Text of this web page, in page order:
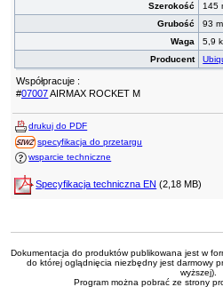
Szerokość
145
Grubość
93
Waga
5,9
Producent
Współpracuje :
#07007AIRMAX ROCKET M
drukuj do PDF
specyfikacja do przetargu
wsparcie techniczne
Specyfikacja techniczna EN (2,18 MB)
Dokumentacja do produktów publikowana jest w
do której oglądnięcia niezbędny jest darmowy
wyższej).
Program można pobrać ze strony